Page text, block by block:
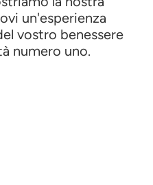
un'esperienza
vostro benessere
numero uno.